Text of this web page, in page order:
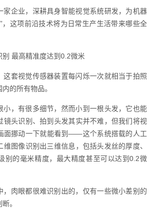
家企业，深耕具身智能视觉系统研发，为机器
，这项前沿技术将为日常生产生活带来哪些全
别 最高精准度达到0.2微米
这套视觉传感器装置每闪烁一次就相当于拍照
的所有物品。
小，有很多细节，然而小到一根头发，它也能
镜头识别、拍到头发其实并不难，但我们将视
面挪动一下就能看到——这个系统搭载的人工
图像识别出三维信息，包括头发丝的厚度、
别的毫米精度，最大精度甚至可以达到0.2微
，肉眼都很难识别出的，仅有一些微小差别的
。